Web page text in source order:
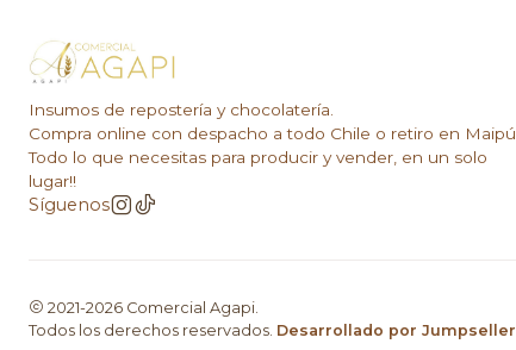
Insumos de repostería y chocolatería.
Compra online con despacho a todo Chile o retiro en Maipú
Todo lo que necesitas para producir y vender, en un solo
lugar!!
Síguenos
2021-2026 Comercial Agapi.
Todos los derechos reservados. Desarrollado por Jumpseller